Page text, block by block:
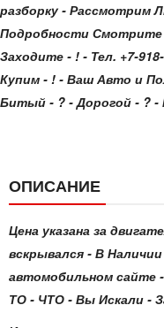
разборку - Рассмотрим
Подробности Смотрите
Заходите - ! - Тел. +7-
Купим - ! - Ваш Авто и
Битый - ? - Дорогой - ?
ОПИСАНИЕ
Цена указана за
вскрывался - В
автомобильном сайте
ТО - ЧТО - Вы Искали -